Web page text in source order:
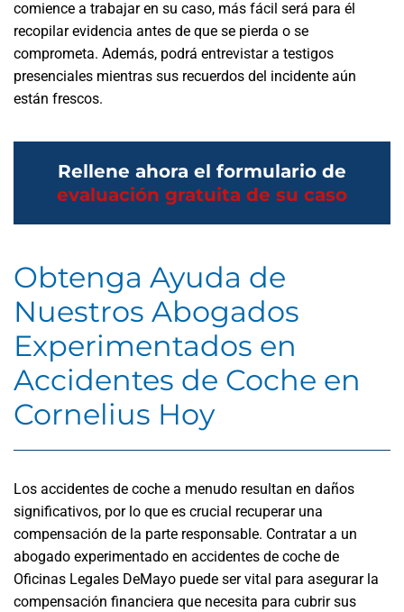
comience a trabajar en su caso, más fácil será para él
recopilar evidencia antes de que se pierda o se
comprometa. Además, podrá entrevistar a testigos
presenciales mientras sus recuerdos del incidente aún
están frescos.
Rellene ahora el formulario de
evaluación gratuita de su caso
Obtenga Ayuda de
Nuestros Abogados
Experimentados en
Accidentes de Coche en
Cornelius Hoy
Los accidentes de coche a menudo resultan en daños
significativos, por lo que es crucial recuperar una
compensación de la parte responsable. Contratar a un
abogado experimentado en accidentes de coche de
Oficinas Legales DeMayo puede ser vital para asegurar la
compensación financiera que necesita para cubrir sus